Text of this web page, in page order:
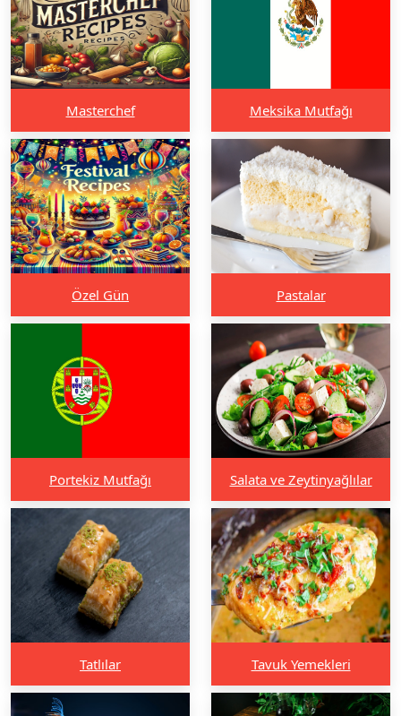
Masterchef Meksika Mutfağı
Özel Gün Pastalar
Portekiz Mutfağı Salata ve Zeytinyağlılar
Tatlılar Tavuk Yemekleri